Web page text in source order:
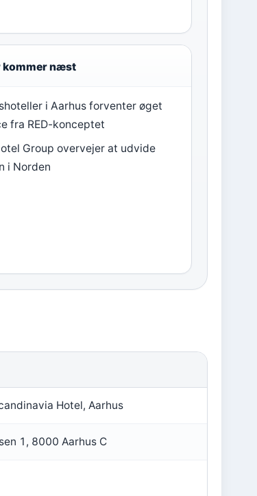
kommer næst
i Aarhus forventer øget
fra RED-konceptet
Group overvejer at udvide
i Norden
Hotel, Aarhus
1, 8000 Aarhus C